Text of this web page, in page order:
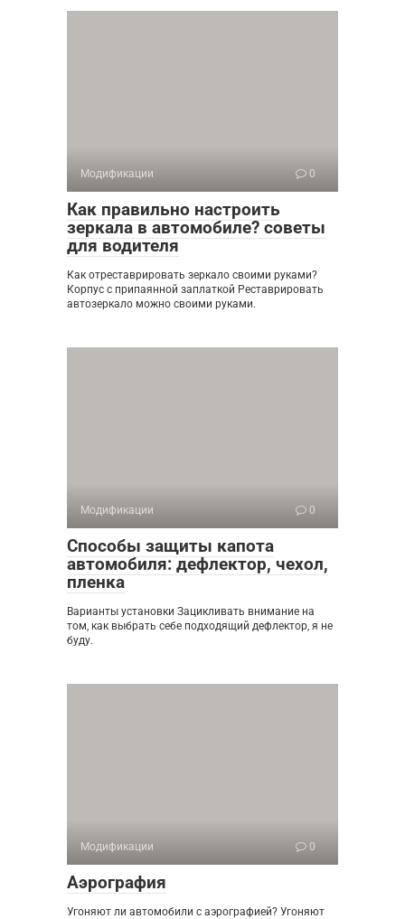
Модификации 0
Как правильно настроить
зеркала в автомобиле? советы
для водителя
Как отреставрировать зеркало своими руками?
Корпус с припаянной заплаткой Реставрировать
автозеркало можно своими руками.
Модификации 0
Способы защиты капота
автомобиля: дефлектор, чехол,
пленка
Варианты установки Зацикливать внимание на
том, как выбрать себе подходящий дефлектор, я не
буду.
Модификации 0
Аэрография
Угоняют ли автомобили с аэрографией? Угоняют